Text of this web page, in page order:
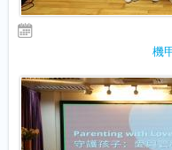
機